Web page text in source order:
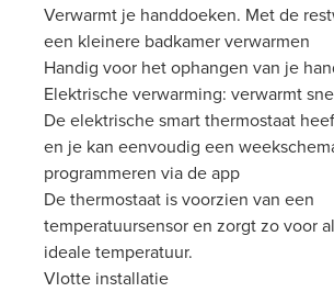
Verwarmt je handdoeken. Met de
een kleinere badkamer verwarmen
Handig voor het ophangen van je
Elektrische verwarming: verwarmt
De elektrische smart thermostaat
en je kan eenvoudig een
programmeren via de app
De thermostaat is voorzien van een
temperatuursensor en zorgt zo voor
ideale temperatuur.
Vlotte installatie